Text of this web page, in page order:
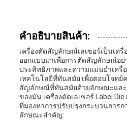
แผนผัง
เว็บไซต์
นโยบาย
คําอธิบายสินค้า:
เครื่องตัดสัญลักษณ์เลเซอร์เป็นเค
ออกแบบมาเพื่อการตัดสัญลักษณ์อย่
ประสิทธิภาพและความแม่นยําเครื่
เทคโนโลยีที่ทันสมัย เพื่อตอบโจทย์
สัญลักษณ์ที่ทันสมัยด้วยลักษณะและ
ของมัน เครื่องตัดเลเซอร์ Label
ที่มองหาการปรับปรุงกระบวนการก
ลักษณะสําคัญ: